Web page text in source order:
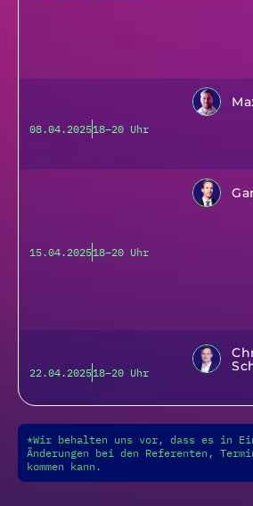
08.04.202518–20 Uhr
15.04.202518–20 Uhr
22.04.202518–20 Uhr
*Wir behalten uns vor, dass es in
Änderungen bei den Referenten,
kommen kann.